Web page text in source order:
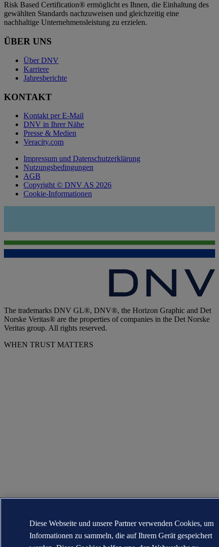
Risk Based Certification® ermöglicht es Ihnen, die Einhaltung des
gewählten Standards nachzuweisen und gleichzeitig eine
nachhaltige Unternehmensleistung zu erzielen.
ÜBER UNS
Über DNV
Karriere
Jahresberichte
KONTAKT
Kontakt per E-Mail
DNV in Ihrer Nähe
Presse & Medien
Veracity.com
Impressum und Datenschutzerklärung
Nutzungsbedingungen
AGB
Copyright © DNV AS 2026
Cookie-Informationen
The trademarks DNV GL®, DNV®, the Horizon Graphic and Det
Norske Veritas® are the properties of companies in the Det Norske
Veritas group. All rights reserved.
WHEN TRUST MATTERS
Diese Webseite und unsere Partner verwenden Cookies, um
Informationen zu sammeln, die auf Ihrem Gerät gespeichert